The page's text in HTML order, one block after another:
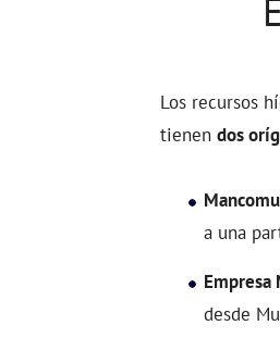
Los recursos
tienen dos
a una
Empresa
desde